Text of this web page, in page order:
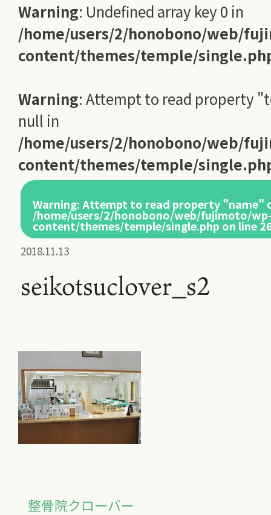
Warning: Undefined array key 0 in
/home/users/2/honobono/web/
content/themes/temple/
Warning: Attempt to read property
null in
/home/users/2/honobono/web/
content/themes/temple/
Warning: Attempt to read property "name"
/home/users/2/honobono/web/fujimoto/
content/themes/temple/single.php on line
2018.11.13
seikotsuclover_s2
整骨院クローバー